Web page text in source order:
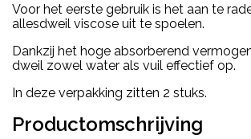
Voor het eerste gebruik is het aan te
allesdweil viscose uit te spoelen.
Dankzij het hoge absorberend
dweil zowel water als vuil effectief op.
In deze verpakking zitten 2 stuks.
Productomschrijving